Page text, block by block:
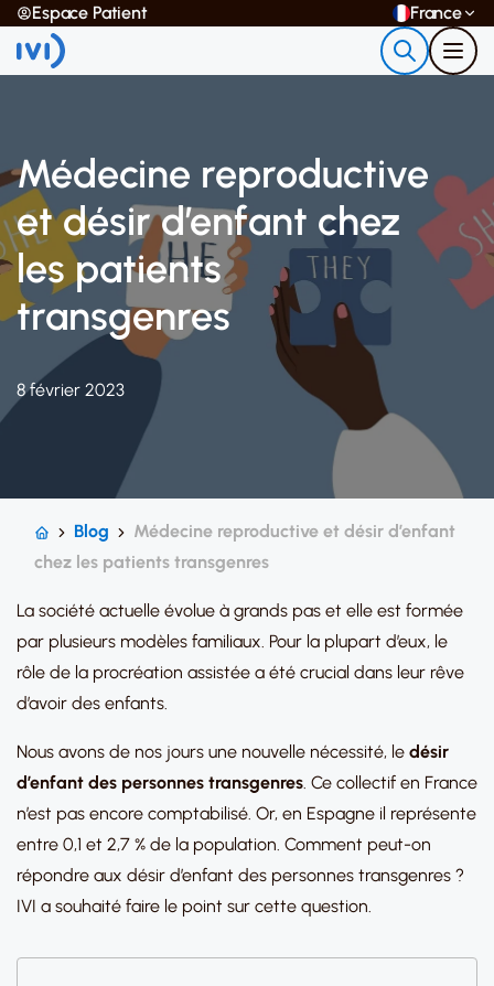
Espace Patient France
Médecine reproductive
et désir d’enfant chez
les patients
transgenres
8 février 2023
Blog
Médecine reproductive et désir d’enfant
chez les patients transgenres
La société actuelle évolue à grands pas et elle est formée
par plusieurs modèles familiaux. Pour la plupart d’eux, le
rôle de la procréation assistée a été crucial dans leur rêve
d’avoir des enfants.
Nous avons de nos jours une nouvelle nécessité, le désir
d’enfant des personnes transgenres. Ce collectif en France
n’est pas encore comptabilisé. Or, en Espagne il représente
entre 0,1 et 2,7 % de la population. Comment peut-on
répondre aux désir d’enfant des personnes transgenres ?
IVI a souhaité faire le point sur cette question.